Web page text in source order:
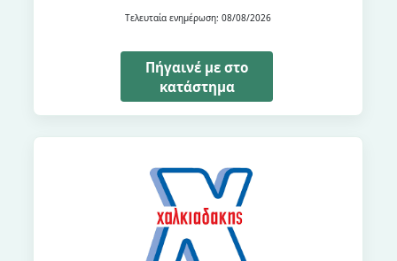
Τελευταία ενημέρωση: 08/08/2026
Πήγαινέ με στο
κατάστημα